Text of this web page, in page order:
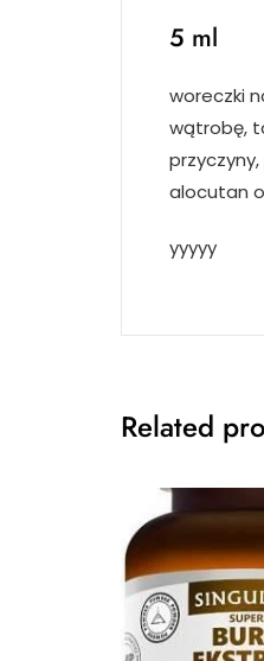
5 ml
woreczki
wątrobę,
alocutan
yyyyy
Related